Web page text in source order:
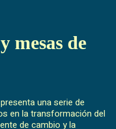
mesas de
una serie de
en la transformación del
de cambio y la